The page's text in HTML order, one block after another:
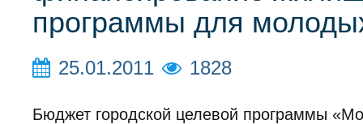
программы для
25.01.2011 1828
Бюджет городской целевой программы